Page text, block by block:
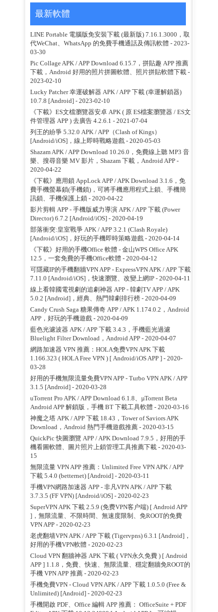
最新軟體
LINE Portable 電腦版免安裝下載 (最新版) 7.16.1.3000，取
代WeChat、WhatsApp 的免費手機通話及傳訊軟體 - 2023-
03-30
Pic Collage APK / APP Download 6.15.7，拼貼趣 APP 推薦
下載，Android 好用的照片拼圖軟體、照片拼貼軟體下載-
2023-02-10
Lucky Patcher 幸運破解器 APK / APP 下載 (幸運解鎖器)
10.7.8 [Android] - 2023-02-10
《下載》ES文檔瀏覽器安卓 APK ( 原 ES檔案瀏覽器 / ES文
件管理器 APP ) 去廣告 4.2.6.1 - 2021-07-04
列王的紛爭 5.32.0 APK / APP（Clash of Kings）
[Android/iOS]，線上即時戰略遊戲- 2020-05-03
Shazam APK / APP Download 10.26.0，免費線上聽 MP3 音
樂、搜尋音樂 MV 影片，Shazam 下載，Android APP-
2020-04-22
《下載》應用鎖 AppLock APP / APK Download 3.1.6，免
費手機螢幕鎖(手機鎖)，可將手機應用程式上鎖、手機簡
訊鎖、手機保護上鎖 - 2020-04-22
影片剪輯 APP - 手機版威力導演 APK / APP 下載 (Power
Director) 6.7.2 [Android/iOS]- 2020-04-19
部落衝突:皇室戰爭 APK / APP 3.2.1 (Clash Royale)
[Android/iOS]，好玩的手機即時策略遊戲- 2020-04-14
《下載》好用的手機Office 軟體 - 金山WPS Office APK
12.5，一套免費的手機Office軟體 - 2020-04-12
可隱藏IP的手機翻牆VPN APP - ExpressVPN APK / APP 下載
7.11.0 [Android/iOS]，快速瀏覽、改變上網IP- 2020-04-11
線上看韓國電視劇的追劇神器 APP - 韓劇TV APP / APK
5.0.2 [Android]，經典、熱門韓劇排行榜- 2020-04-09
Candy Crush Saga 糖果傳奇 APP / APK 1.174.0.2，Android
APP，好玩的手機遊戲- 2020-04-09
藍色光濾波器 APK / APP 下載 3.4.3，手機藍光過濾
Bluelight Filter Download，Android APP- 2020-04-07
網路加速器 VPN 推薦：HOLA免费VPN APK 下載
1.166.323 ( HOLA Free VPN ) [ Android/iOS APP ]- 2020-
03-28
好用的手機無限流量免費VPN APP - Turbo VPN APK / APP
3.1.5 [Android]- 2020-03-28
uTorrent Pro APK / APP Download 6.1.8、µTorrent Beta
Android APP 解鎖版，手機 BT 下載工具軟體 - 2020-03-16
神魔之塔 APK / APP 下載 18.43，Tower of Saviors APK
Download，Android 熱門手機遊戲推薦- 2020-03-15
QuickPic 快圖瀏覽 APP / APK Download 7.9.5，好用的手
機看圖軟體、圖片照片上鎖管理工具推薦下載- 2020-03-
15
無限流量 VPN APP 推薦：Unlimited Free VPN APK / APP
下載 5.4.0 (betternet) [Android]- 2020-03-11
手機VPN網路加速器 APP - 非凡VPN APK / APP 下載
3.7.3.5 (FF VPN) [Android/iOS]- 2020-02-23
SuperVPN APK 下載 2.5.9 (免费VPN客户端) [ Android APP
]，無限流量、不限時間、無速度限制、免ROOT的免費
VPN APP- 2020-02-23
老虎翻墙VPN APK / APP 下載 (Tigervpns) 6.3.1 [Android]，
好用的手機VPN軟體 - 2020-02-23
Cloud VPN 翻牆神器 APK 下載 ( VPN永久免費 ) [ Android
APP ] 1.1.8，免費、快速、無限流量、穩定翻牆免ROOT的
手機 VPN APP 推薦- 2020-02-23
手機免費VPN - Cloud VPN APK / APP 下載 1.0.5.0 (Free &
Unlimited) [Android]- 2020-02-23
手機開啟 PDF、Office 編輯 APP 推薦： OfficeSuite + PDF